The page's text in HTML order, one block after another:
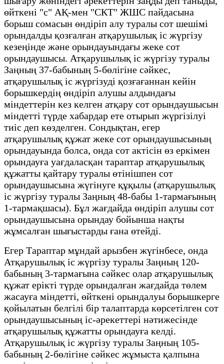
өйткені "с" АҚ-мен "СКТ" ЖШС пайдасына
борыш сомасын өндіріп алу туралы сот шешімі
орындалды қозғалған атқарушылық іс жүргізу
кезеңінде және орындауындағы жеке сот
орындаушысы. Атқарушылық іс жүргізу туралы
Заңның 37-бабының 5-бөлігіне сәйкес,
атқарушылық іс жүргізуді қозғағаннан кейін
борышкердің өндіріп алушы алдындағы
міндеттерін кез келген атқару сот орындаушысын
міндетті түрде хабардар ете отырып жүргізілуі
тиіс деп көзделген. Сондықтан, егер
атқарушылық құжат жеке сот орындаушысының
орындауында болса, онда сот актісін өз еркімен
орындауға уағдаласқан тараптар атқарушылық
құжатты қайтару туралы өтінішпен сот
орындаушысына жүгінуге құқылы (атқарушылық
іс жүргізу туралы Заңның 48-бабы 1-тармағының
1-тармақшасы). Бұл жағдайда өндіріп алушы сот
орындаушысына орындау бойынша нақты
жұмсалған шығыстарды ғана өтейді.
Егер Тараптар мұндай арызбен жүгінбесе, онда
Атқарушылық іс жүргізу туралы Заңның 120-
бабының 3-тармағына сәйкес олар атқарушылық
құжат ерікті түрде орындалған жағдайда төлем
жасауға міндетті, өйткені орындалуы борышкерге
қойылатын белгілі бір талаптарда көрсетілген сот
орындаушысының іс-әрекеттері нәтижесінде
атқарушылық құжатты орындауға келді.
Атқарушылық іс жүргізу туралы Заңның 105-
бабының 2-бөлігіне сәйкес жұмыста қалпына